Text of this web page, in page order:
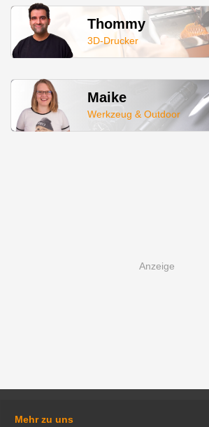
Thommy
3D-Drucker
Maike
Werkzeug & Outdoor
Mehr zu uns